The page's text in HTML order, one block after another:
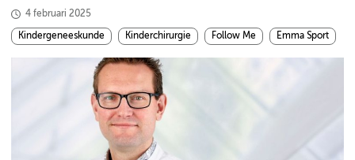
4 februari 2025
Kindergeneeskunde Kinderchirurgie Follow Me Emma Sport